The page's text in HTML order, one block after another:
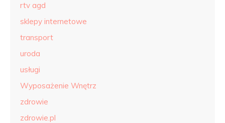
rtv agd
sklepy internetowe
transport
uroda
usługi
Wyposażenie Wnętrz
zdrowie
zdrowie.pl